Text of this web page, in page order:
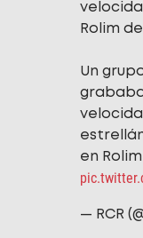
Rolim
Un
en
— RCR